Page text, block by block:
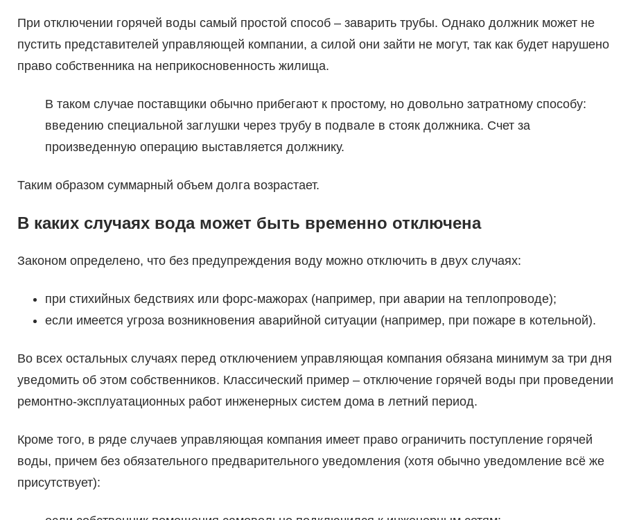
При отключении горячей воды самый простой способ – заварить трубы. Однако должник может не
пустить представителей управляющей компании, а силой они зайти не могут, так как будет нарушено
право собственника на неприкосновенность жилища.
В таком случае поставщики обычно прибегают к простому, но довольно затратному способу:
введению специальной заглушки через трубу в подвале в стояк должника. Счет за
произведенную операцию выставляется должнику.
Таким образом суммарный объем долга возрастает.
В каких случаях вода может быть временно отключена
Законом определено, что без предупреждения воду можно отключить в двух случаях:
при стихийных бедствиях или форс-мажорах (например, при аварии на теплопроводе);
если имеется угроза возникновения аварийной ситуации (например, при пожаре в котельной).
Во всех остальных случаях перед отключением управляющая компания обязана минимум за три дня
уведомить об этом собственников. Классический пример – отключение горячей воды при проведении
ремонтно-эксплуатационных работ инженерных систем дома в летний период.
Кроме того, в ряде случаев управляющая компания имеет право ограничить поступление горячей
воды, причем без обязательного предварительного уведомления (хотя обычно уведомление всё же
присутствует):